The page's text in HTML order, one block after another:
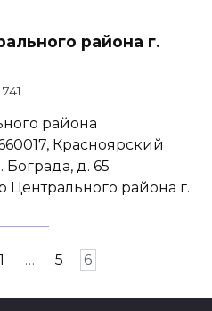
района г.
741
района
Красноярский
Бограда, д. 65
Центрального района г.
1 … 5 6